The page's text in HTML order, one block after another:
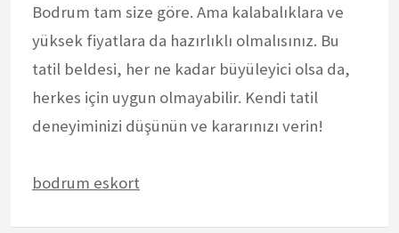
Bodrum tam size göre. Ama kalabalıklara ve
yüksek fiyatlara da hazırlıklı olmalısınız. Bu
tatil beldesi, her ne kadar büyüleyici olsa da,
herkes için uygun olmayabilir. Kendi tatil
deneyiminizi düşünün ve kararınızı verin!
bodrum eskort